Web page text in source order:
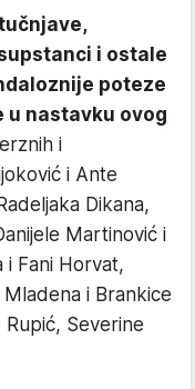
i ostale
poteze
u nastavku ovog
i
i Ante
Dikana,
Martinović i
i Fani Horvat,
i Brankice
Rupić, Severine